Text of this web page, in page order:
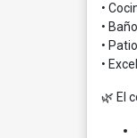
•
•
•
•
🌿 El